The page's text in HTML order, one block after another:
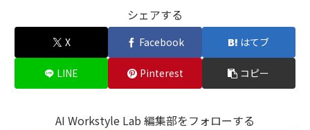
シェアする
X Facebook はてブ
LINE Pinterest コピー
AI Workstyle Lab 編集部をフォローする